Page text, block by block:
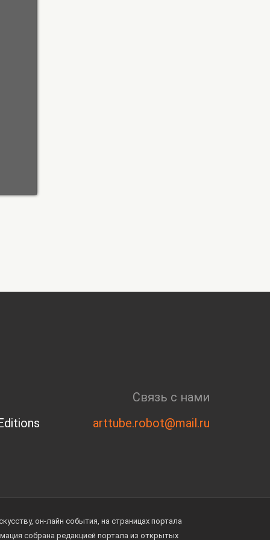
Связь с нами
arttube.robot@mail.ru
он-лайн события, на страницах портала
собрана редакцией портала из открытых